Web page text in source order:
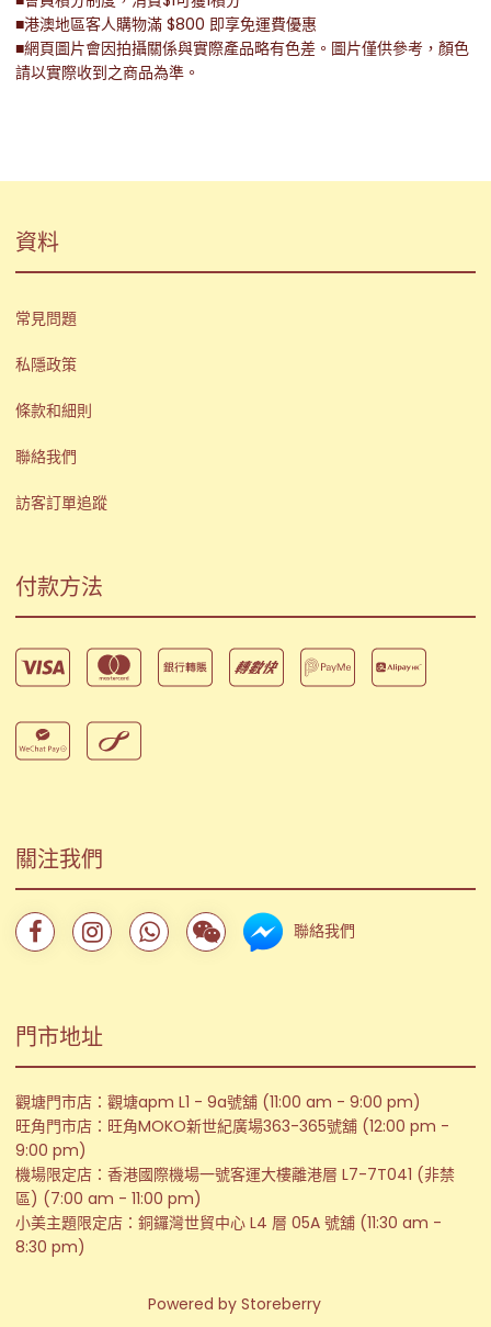
■港澳地區客人購物滿 $800 即享免運費優惠
■網頁圖片會因拍攝關係與實際產品略有色差。圖片僅供參考，顏色
請以實際收到之商品為準。
資料
常見問題
私隱政策
條款和細則
聯絡我們
訪客訂單追蹤
付款方法
關注我們
聯絡我們
門市地址
觀塘門市店：觀塘apm L1 - 9a號舖 (11:00 am - 9:00 pm)
旺角門市店：旺角MOKO新世紀廣場363-365號舖 (12:00 pm -
9:00 pm)
機場限定店：香港國際機場一號客運大樓離港層 L7-7T041 (非禁
區) (7:00 am - 11:00 pm)
小美主題限定店：銅鑼灣世貿中心 L4 層 05A 號舖 (11:30 am -
8:30 pm)
Powered by Storeberry